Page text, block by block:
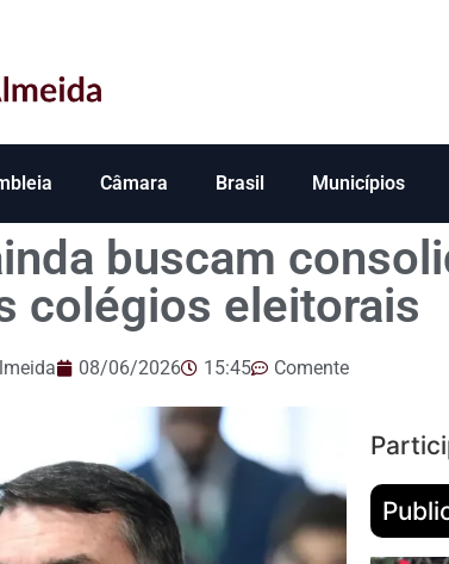
Câmara Brasil Municípios
buscam
colégios eleitorais
08/06/2026 15:45 Comente